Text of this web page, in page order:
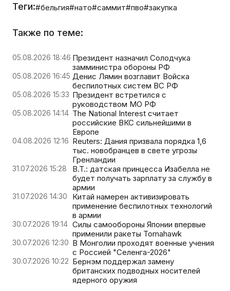
Теги:#бельгия#нато#саммит#пво#закупка
Также по теме:
05.08.2026 18:46 Президент назначил Солодчука
замминистра обороны РФ
05.08.2026 16:45 Денис Лямин возглавит Войска
беспилотных систем ВС РФ
05.08.2026 15:33 Президент встретился с
руководством МО РФ
05.08.2026 14:14 The National Interest считает
российские ВКС сильнейшими в
Европе
04.08.2026 12:16 Reuters: Дания призвала порядка 1,6
тыс. новобранцев в свете угрозы
Гренландии
31.07.2026 15:28
B.T.: датская принцесса Изабелла не
будет получать зарплату за службу в
армии
31.07.2026 14:30
Китай намерен активизировать
применение беспилотных технологий
в армии
30.07.2026 19:14 Силы самообороны Японии впервые
применили ракеты Tomahawk
30.07.2026 12:30 В Монголии проходят военные учения
с Россией "Селенга-2026"
30.07.2026 10:22 Бернэм поддержал замену
британских подводных носителей
ядерного оружия